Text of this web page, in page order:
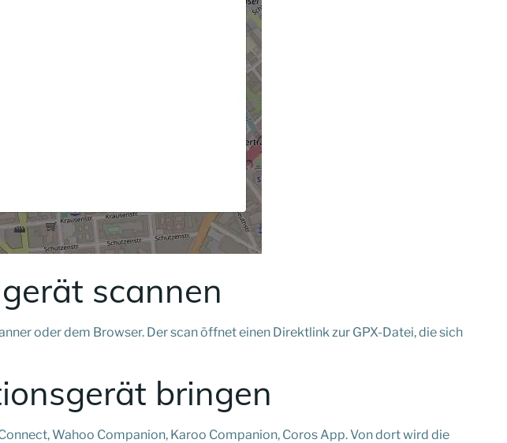
scannen
oder dem Browser. Der scan öffnet einen Direktlink zur GPX-Datei, die sich
bringen
Wahoo Companion, Karoo Companion, Coros App. Von dort wird die